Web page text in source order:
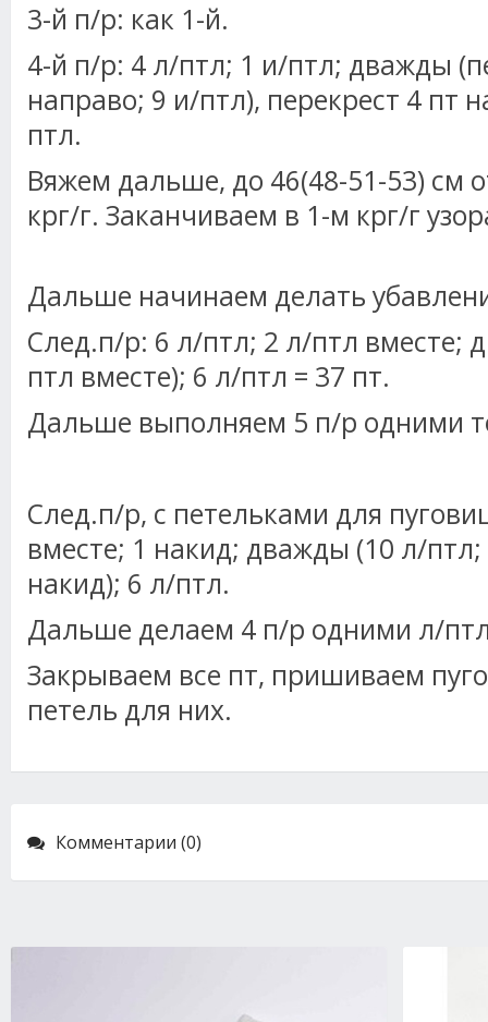
3-й п/р: как 1-й.
4-й п/р: 4 л/птл; 1 и/птл; дважды
направо; 9 и/птл), перекрест 4 пт
птл.
Вяжем дальше, до 46(48-51-53) см
крг/г. Заканчиваем в 1-м крг/г
Дальше начинаем делать
След.п/р: 6 л/птл; 2 л/птл вместе;
птл вместе); 6 л/птл = 37 пт.
Дальше выполняем 5 п/р одними
След.п/р, с петельками для
вместе; 1 накид; дважды (10 л/
накид); 6 л/птл.
Дальше делаем 4 п/р одними л/
Закрываем все пт, пришиваем
петель для них.
Комментарии (0)